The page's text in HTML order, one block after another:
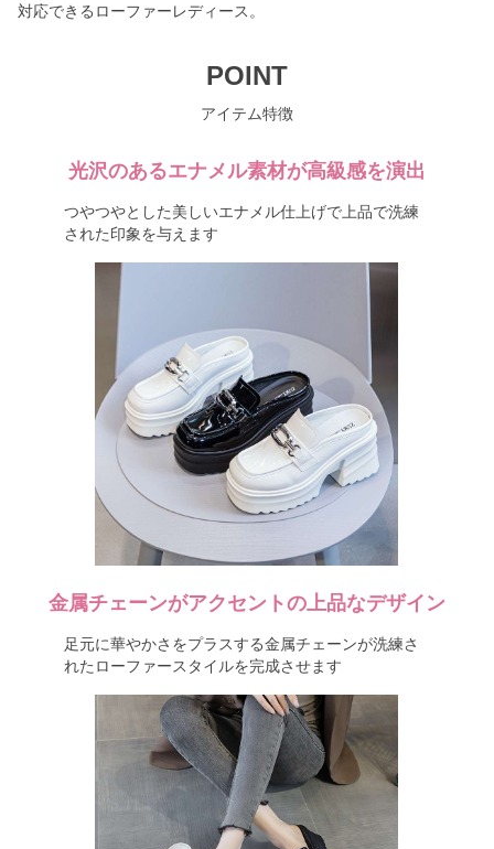
対応できるローファーレディース。
POINT
アイテム特徴
光沢のあるエナメル素材が高級感を演出
つやつやとした美しいエナメル仕上げで上品で洗練
された印象を与えます
金属チェーンがアクセントの上品なデザイン
足元に華やかさをプラスする金属チェーンが洗練さ
れたローファースタイルを完成させます